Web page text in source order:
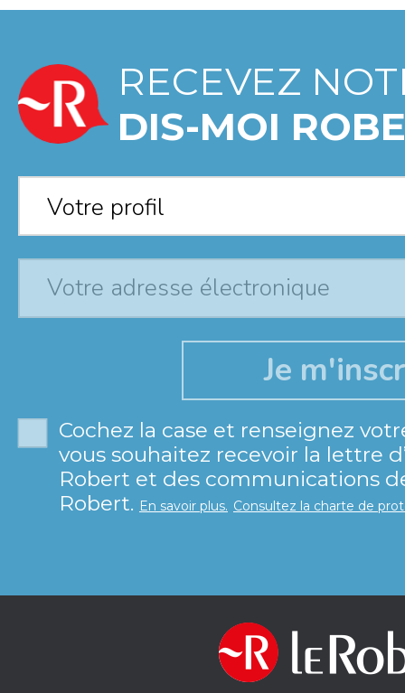
RECEVEZ
DIS-MOI
Votre profil*
Votre profil
Cochez la case et renseignez
vous souhaitez recevoir la lettre
Robert et des communications
Robert. En savoir plus. Consultez la charte de